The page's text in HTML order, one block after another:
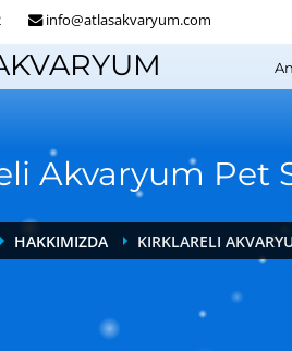
info@atlasakvaryum.com
Akvaryum Pet
HAKKIMIZDA KIRKLARELI